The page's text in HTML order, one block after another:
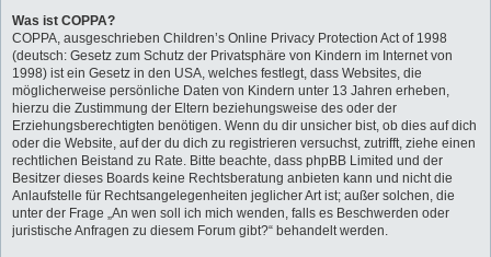
Was ist COPPA?
COPPA, ausgeschrieben Children’s Online Privacy Protection Act of 1998
(deutsch: Gesetz zum Schutz der Privatsphäre von Kindern im Internet von
1998) ist ein Gesetz in den USA, welches festlegt, dass Websites, die
möglicherweise persönliche Daten von Kindern unter 13 Jahren erheben,
hierzu die Zustimmung der Eltern beziehungsweise des oder der
Erziehungsberechtigten benötigen. Wenn du dir unsicher bist, ob dies auf dich
oder die Website, auf der du dich zu registrieren versuchst, zutrifft, ziehe einen
rechtlichen Beistand zu Rate. Bitte beachte, dass phpBB Limited und der
Besitzer dieses Boards keine Rechtsberatung anbieten kann und nicht die
Anlaufstelle für Rechtsangelegenheiten jeglicher Art ist; außer solchen, die
unter der Frage „An wen soll ich mich wenden, falls es Beschwerden oder
juristische Anfragen zu diesem Forum gibt?“ behandelt werden.